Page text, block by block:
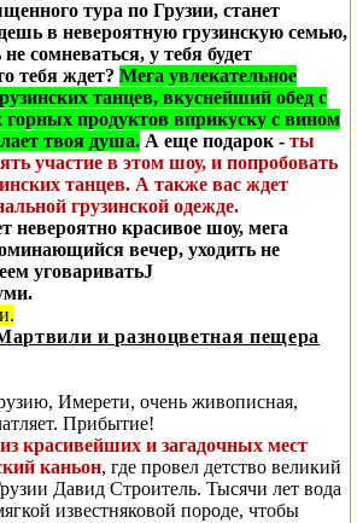
тура по Грузии, станет
в невероятную грузинскую семью,
сомневаться, у тебя будет
тебя ждет? Мега увлекательное
танцев, вкуснейший обед с
горных продуктов вприкуску с вином
твоя душа. А еще подарок - ты
участие в этом шоу, и попробовать
танцев. А также вас ждет
грузинской одежде.
невероятно красивое шоу, мега
вечер, уходить не
уговариватьJ
и разноцветная пещера
Имерети, очень живописная,
Прибытие!
красивейших и загадочных мест
каньон, где провел детство великий
Давид Строитель. Тысячи лет вода
известняковой породе, чтобы